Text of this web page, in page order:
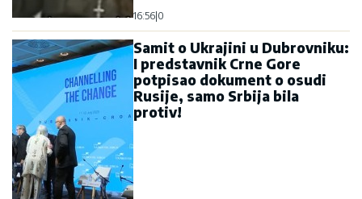
16:56|0
Samit o Ukrajini u Dubrovniku:
I predstavnik Crne Gore
potpisao dokument o osudi
Rusije, samo Srbija bila
protiv!